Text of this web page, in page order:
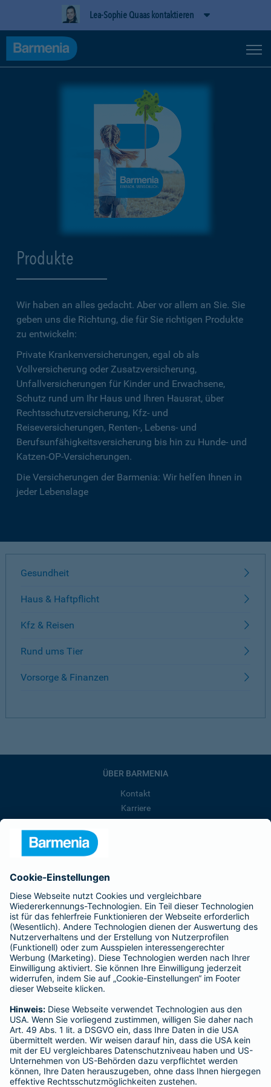
Lea-Sophie Quaas kontaktieren
Produkte
Wir haben an alles gedacht. Aber vor allem an Sie. Sie
geben uns die Richtung, die für Sie richtigen Produkte
zu entwickeln:
Private Krankenversicherungen, egal ob als
Vollversicherung oder Zusatzversicherung,
Unfallversicherungen für Kinder und Erwachsene,
Schutz rund um Ihr Haus und Ihren Hausrat, über
Rechtsschutzversicherung, Kfz- und
Reiseversicherungen, Renten-, Lebens- und
Berufsunfähigkeitsversicherung bis hin zu Hunde- und
Katzen-OP-Versicherungen.
Die Versicherungen der Barmenia: Wir helfen Ihnen in
jeder Lebenslage
Gesundheit
Haus & Haftpflicht
Kfz & Reisen
Rund ums Tier
Vorsorge & Finanzen
ÜBER BARMENIA
Kontakt
Karriere
Barmenia ist Teil der BarmeniaGothaer
BELIEBTE SEITEN
Kranken-Zusatzversicherung
Tierversicherungen
Haftpflichtversicherung
Hausratversicherung
Adresse ändern
Schaden melden
Kilometerstandsmeldung
Serviceübersicht